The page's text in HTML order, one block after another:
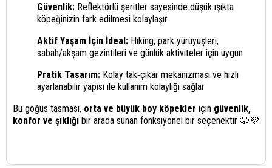
Güvenlik: Reflektörlü şeritler sayesinde düşük ışıkta
köpeğinizin fark edilmesi kolaylaşır
Aktif Yaşam İçin İdeal: Hiking, park yürüyüşleri,
sabah/akşam gezintileri ve günlük aktiviteler için uygun
Pratik Tasarım: Kolay tak‑çıkar mekanizması ve hızlı
ayarlanabilir yapısı ile kullanım kolaylığı sağlar
Bu göğüs tasması, orta ve büyük boy köpekler için güvenlik,
konfor ve şıklığı bir arada sunan fonksiyonel bir seçenektir 🐶💜